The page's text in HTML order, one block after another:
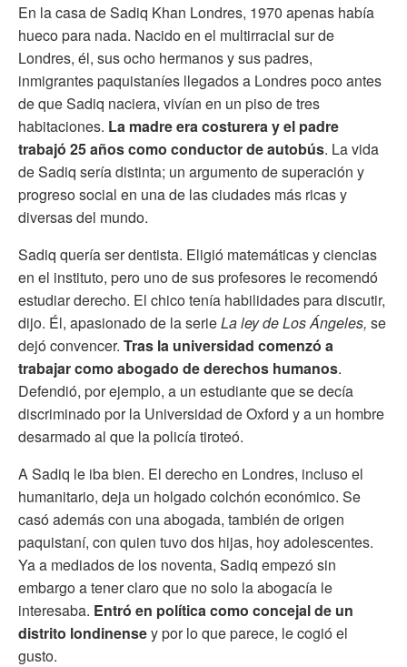
En la casa de Sadiq Khan Londres, 1970 apenas había
hueco para nada. Nacido en el multirracial sur de
Londres, él, sus ocho hermanos y sus padres,
inmigrantes paquistaníes llegados a Londres poco antes
de que Sadiq naciera, vivían en un piso de tres
habitaciones. La madre era costurera y el padre
trabajó 25 años como conductor de autobús. La vida
de Sadiq sería distinta; un argumento de superación y
progreso social en una de las ciudades más ricas y
diversas del mundo.
Sadiq quería ser dentista. Eligió matemáticas y ciencias
en el instituto, pero uno de sus profesores le recomendó
estudiar derecho. El chico tenía habilidades para discutir,
dijo. Él, apasionado de la serieLa ley de Los Ángeles, se
dejó convencer. Tras la universidad comenzó a
trabajar como abogado de derechos humanos.
Defendió, por ejemplo, a un estudiante que se decía
discriminado por la Universidad de Oxford y a un hombre
desarmado al que la policía tiroteó.
A Sadiq le iba bien. El derecho en Londres, incluso el
humanitario, deja un holgado colchón económico. Se
casó además con una abogada, también de origen
paquistaní, con quien tuvo dos hijas, hoy adolescentes.
Ya a mediados de los noventa, Sadiq empezó sin
embargo a tener claro que no solo la abogacía le
interesaba. Entró en política como concejal de un
distrito londinensey por lo que parece, le cogió el
gusto.